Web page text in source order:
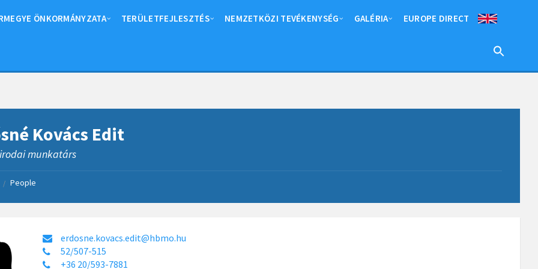
ÖNKORMÁNYZATA TERÜLETFEJLESZTÉS NEMZETKÖZI TEVÉKENYSÉG GALÉRIA EUROPE DIRECT
Kovács Edit
munkatárs
/ People
erdosne.kovacs.edit@hbmo.hu
52/507-515
+36 20/593-7881